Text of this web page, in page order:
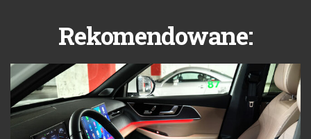
Rekomendowane: